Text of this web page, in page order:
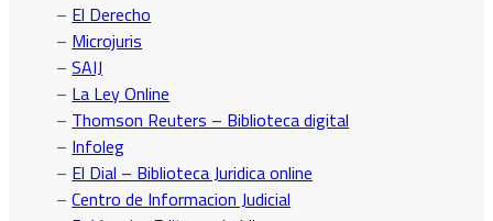
– El Derecho
– Microjuris
–SAIJ
– La Ley Online
– Thomson Reuters – Biblioteca digital
– Infoleg
– El Dial – Biblioteca Juridica online
–Centro de Informacion Judicial